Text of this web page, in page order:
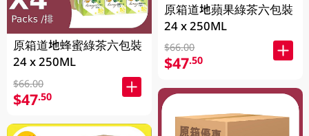
原箱道地蜂蜜綠茶六包裝
24 x 250ML
$66.00
$47.50
原箱道地蘋果綠茶六包裝
24 x 250ML
$66.00
$47.50